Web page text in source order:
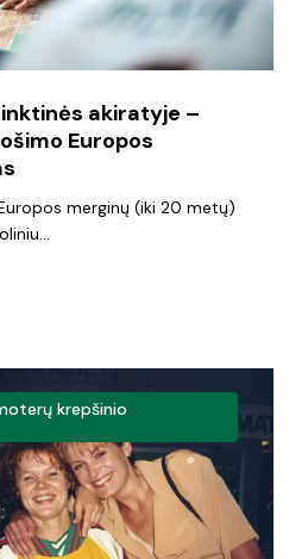
akiratyje –
Europos
merginų (iki 20 metų)
krepšinio